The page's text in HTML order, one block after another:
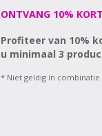
ONTVANG 10%
Profiteer van 10%
u minimaal 3
* Niet geldig in